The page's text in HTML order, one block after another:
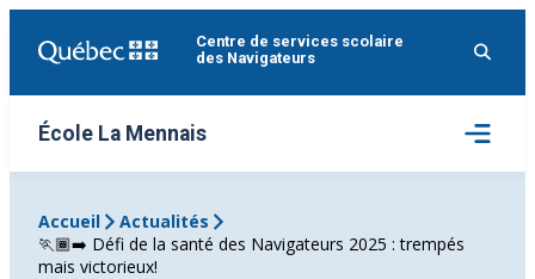
Centre de services scolaire
des Navigateurs
École La Mennais
Ouvrir
le
menu
Accueil
Actualités
🏃🏾‍➡️ Défi de la santé des Navigateurs 2025 : trempés
mais victorieux!